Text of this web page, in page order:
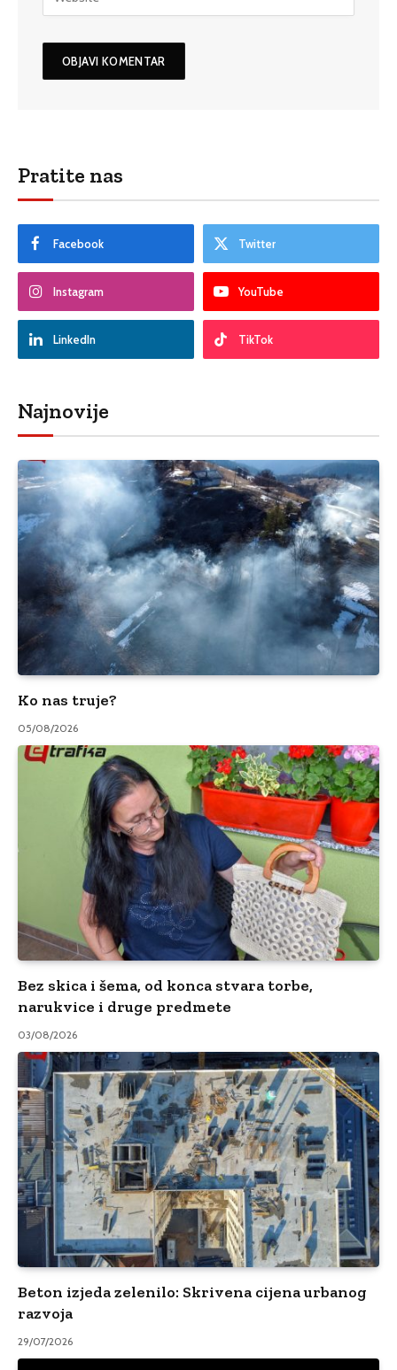
Pratite nas
Facebook Twitter
Instagram YouTube
LinkedIn TikTok
Najnovije
Ko nas truje?
05/08/2026
Bez skica i šema, od konca stvara torbe,
narukvice i druge predmete
03/08/2026
Beton izjeda zelenilo: Skrivena cijena urbanog
razvoja
29/07/2026